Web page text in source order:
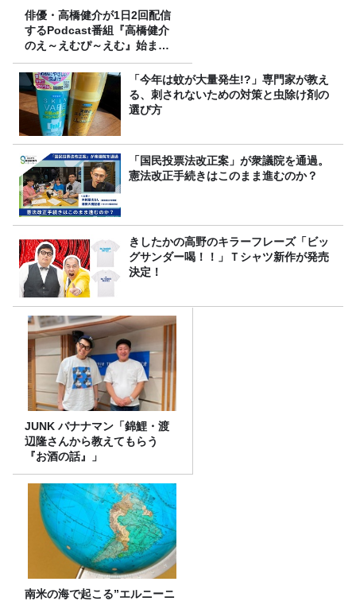
俳優・高橋健介が1日2回配信
するPodcast番組『高橋健介
のえ～えむぴ～えむ』始まり
ます
「今年は蚊が大量発生!?」専門家が教え
る、刺されないための対策と虫除け剤の
選び方
「国民投票法改正案」が衆議院を通過。
憲法改正手続きはこのまま進むのか？
きしたかの高野のキラーフレーズ「ビッ
グサンダー喝！！」Ｔシャツ新作が発売
決定！
JUNK バナナマン「錦鯉・渡
辺隆さんから教えてもらう
『お酒の話』」
南米の海で起こる”エルニーニ